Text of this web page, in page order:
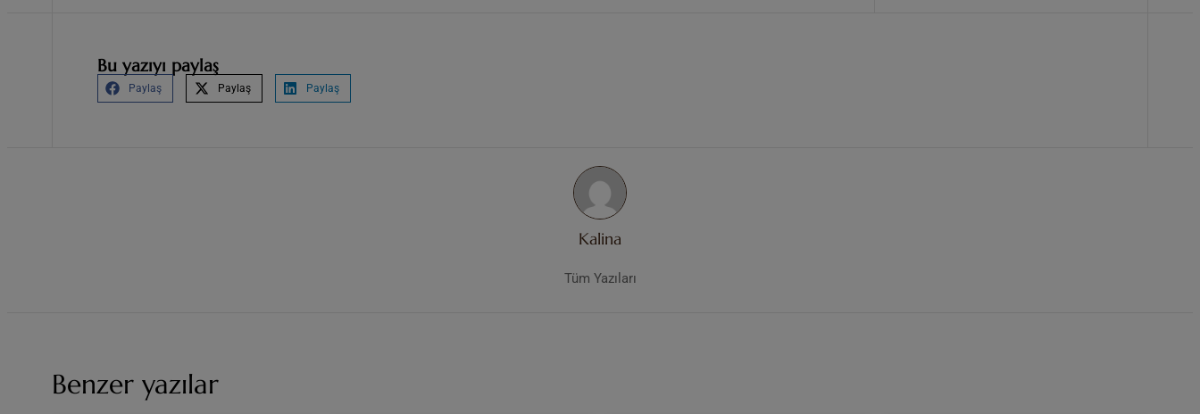
Bu yazıyı paylaş
Paylaş Paylaş Paylaş
Kalina
Tüm Yazıları
Benzer yazılar